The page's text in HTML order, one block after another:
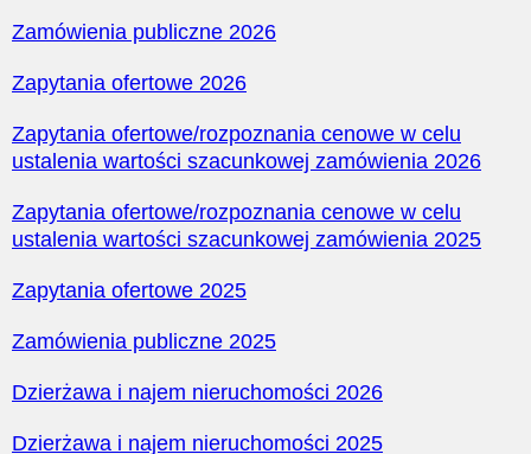
Zamówienia publiczne 2026
Zapytania ofertowe 2026
Zapytania ofertowe/rozpoznania cenowe w celu
ustalenia wartości szacunkowej zamówienia 2026
Zapytania ofertowe/rozpoznania cenowe w celu
ustalenia wartości szacunkowej zamówienia 2025
Zapytania ofertowe 2025
Zamówienia publiczne 2025
Dzierżawa i najem nieruchomości 2026
Dzierżawa i najem nieruchomości 2025